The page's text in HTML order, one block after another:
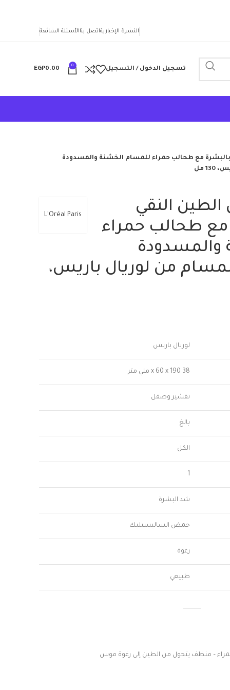
النشرة الإخباريةاتصل بناالأسئلة الشائعة
تسجيل الدخول / التسجيل
0
EGP0.00
مع طحالب حمراء للمسام الخشنة والمسدودة
مل
L'Oréal Paris
النقي
مع طحالب حمراء
والمسدودة
من لوريال باريس،
لوريال باريس
38 x 60 x 190 ملي متر
تقشير وصقل
بالغ
الكل
1
شد البشرة
حمض الساليسيليك
رغوة
طبيعي